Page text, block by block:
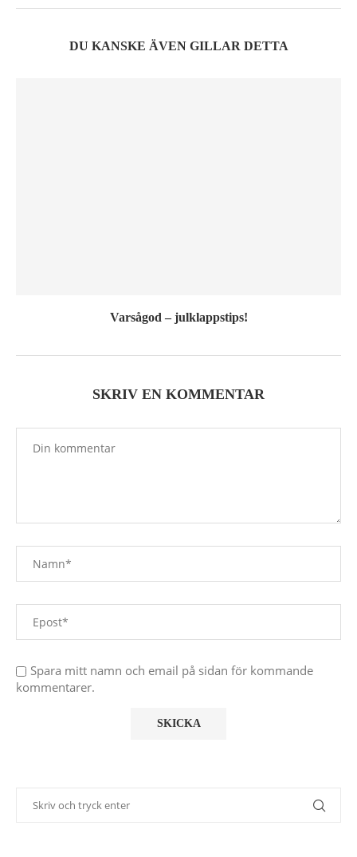
DU KANSKE ÄVEN GILLAR DETTA
Varsågod – julklappstips!
SKRIV EN KOMMENTAR
Spara mitt namn och email på sidan för kommande
kommentarer.